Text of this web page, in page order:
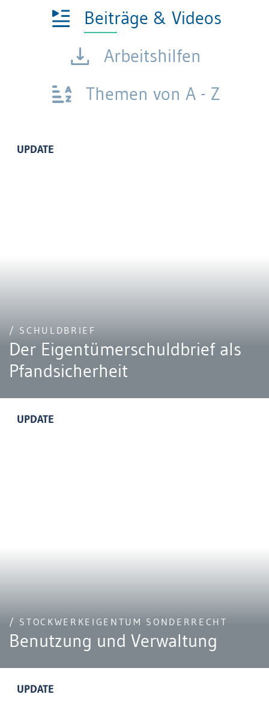
Beiträge & Videos
Arbeitshilfen
Themen von A - Z
UPDATE
/ SCHULDBRIEF
Der Eigentümerschuldbrief als
Pfandsicherheit
UPDATE
/ STOCKWERKEIGENTUM SONDERRECHT
Benutzung und Verwaltung
UPDATE